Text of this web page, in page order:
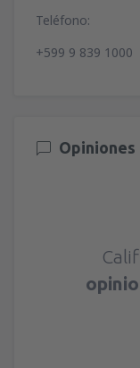
Teléfono:
+599 9 839 1000
Opiniones